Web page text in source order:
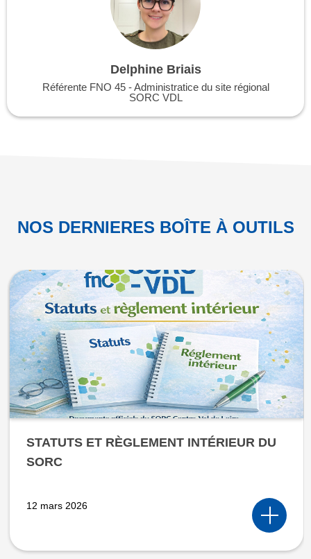
Delphine Briais
Référente FNO 45 - Administratice du site régional
SORC VDL
NOS DERNIERES BOÎTE À OUTILS
STATUTS ET RÈGLEMENT INTÉRIEUR DU
SORC
12 mars 2026